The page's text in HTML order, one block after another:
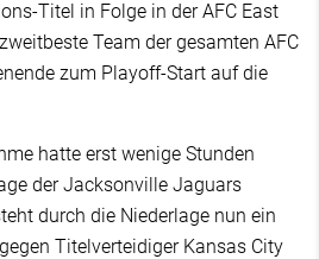
Titel in Folge in der AFC East
Team der gesamten AFC
zum Playoff-Start auf die
hatte erst wenige Stunden
der Jacksonville Jaguars
durch die Niederlage nun ein
Titelverteidiger Kansas City